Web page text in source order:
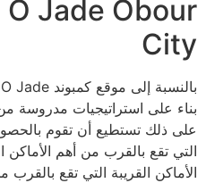
Jade Obour
City
بناء على استراتيجيات مدروسة
على ذلك تستطيع أن تقوم
التي تقع بالقرب من أهم الأماكن